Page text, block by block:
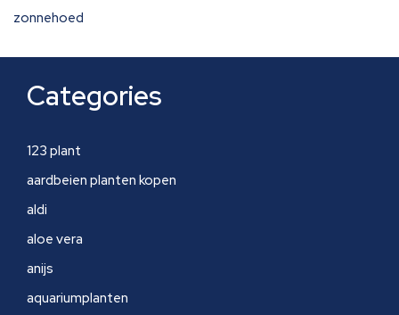
zonnehoed
Categories
123 plant
aardbeien planten kopen
aldi
aloe vera
anijs
aquariumplanten